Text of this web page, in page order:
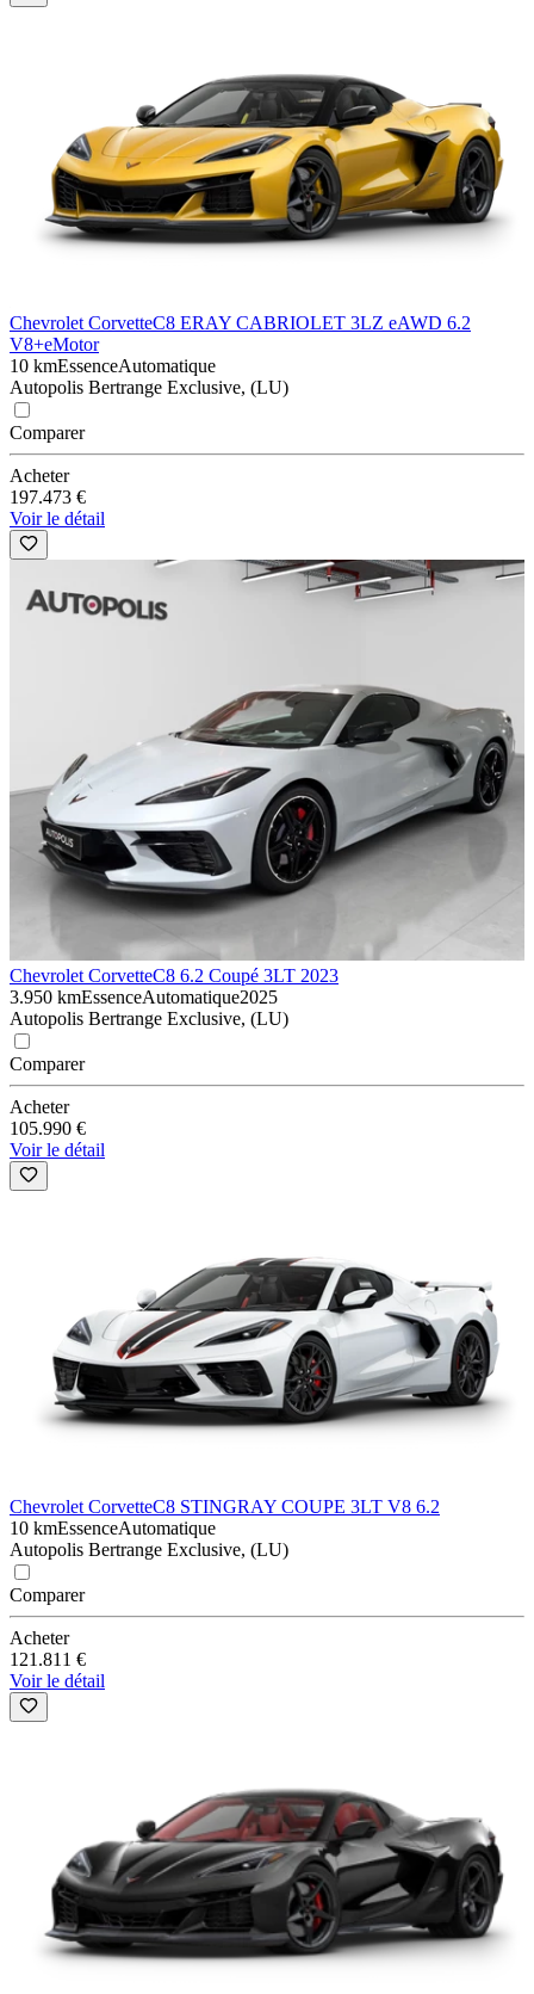
Chevrolet CorvetteC8 ERAY CABRIOLET 3LZ eAWD 6.2
V8+eMotor
10 kmEssenceAutomatique
Autopolis Bertrange Exclusive, (LU)
Comparer
Acheter
197.473 €
Voir le détail
Chevrolet CorvetteC8 6.2 Coupé 3LT 2023
3.950 kmEssenceAutomatique2025
Autopolis Bertrange Exclusive, (LU)
Comparer
Acheter
105.990 €
Voir le détail
Chevrolet CorvetteC8 STINGRAY COUPE 3LT V8 6.2
10 kmEssenceAutomatique
Autopolis Bertrange Exclusive, (LU)
Comparer
Acheter
121.811 €
Voir le détail